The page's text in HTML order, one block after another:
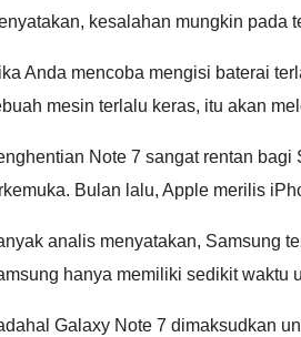
kesalahan mungkin pada
Anda mencoba mengisi baterai
mesin terlalu keras, itu akan
Note 7 sangat rentan
Bulan lalu, Apple merilis
analis menyatakan, Samsung
hanya memiliki sedikit waktu
Galaxy Note 7 dimaksudkan